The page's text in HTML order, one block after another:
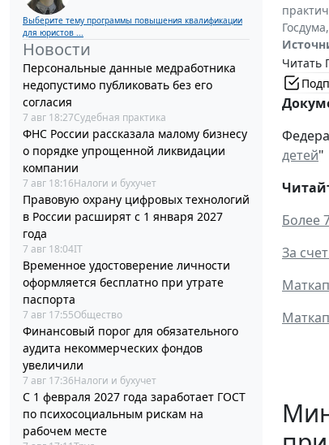
Выберите тему программы повышения квалификации
для юристов ...
Новости
Персональные данные медработника
недопустимо публиковать без его
согласия
7 авг 18:27Судебная практика
ФНС России рассказала малому бизнесу
о порядке упрощенной ликвидации
компании
7 авг 18:16Налоги и бухучет
Правовую охрану цифровых технологий
в России расширят с 1 января 2027
года
7 авг 18:04IT
Временное удостоверение личности
оформляется бесплатно при утрате
паспорта
7 авг 17:55Общество
Финансовый порог для обязательного
аудита некоммерческих фондов
увеличили
7 авг 17:36Налоги и бухучет
С 1 февраля 2027 года заработает ГОСТ
по психосоциальным рискам на
рабочем месте
Госдума,
Читать
детей"
Более
За